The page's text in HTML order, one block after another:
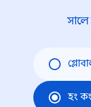
হং